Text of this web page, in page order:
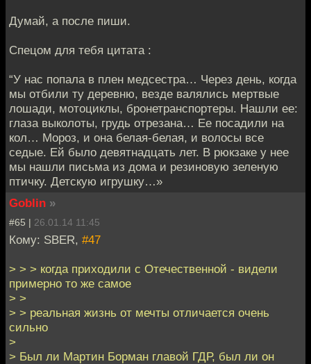
Думай, а после пиши.
Спецом для тебя цитата :
“У нас попала в плен медсестра… Через день, когда
мы отбили ту деревню, везде валялись мертвые
лошади, мотоциклы, бронетранспортеры. Нашли ее:
глаза выколоты, грудь отрезана… Ее посадили на
кол… Мороз, и она белая-белая, и волосы все
седые. Ей было девятнадцать лет. В рюкзаке у нее
мы нашли письма из дома и резиновую зеленую
птичку. Детскую игрушку…»
Goblin »
#65 | 26.01.14 11:45
Кому: SBER, #47
> > > когда приходили с Отечественной - видели
примерно то же самое
> >
> > реальная жизнь от мечты отличается очень
сильно
>
> Был ли Мартин Борман главой ГДР, был ли он